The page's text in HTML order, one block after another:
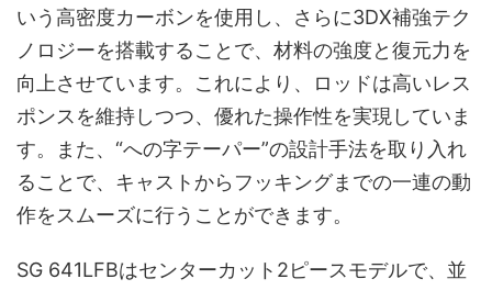
いう高密度カーボンを使用し、さらに3DX補強テク
ノロジーを搭載することで、材料の強度と復元力を
向上させています。これにより、ロッドは高いレス
ポンスを維持しつつ、優れた操作性を実現していま
す。また、“への字テーパー”の設計手法を取り入れ
ることで、キャストからフッキングまでの一連の動
作をスムーズに行うことができます。
SG 641LFBはセンターカット2ピースモデルで、並